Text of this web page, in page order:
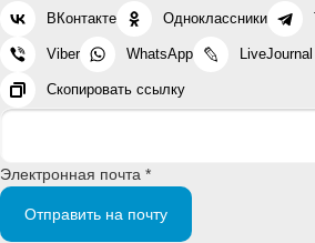
ВКонтакте Одноклассники
Viber WhatsApp LiveJournal
Скопировать ссылку
Электронная почта *
Отправить на почту